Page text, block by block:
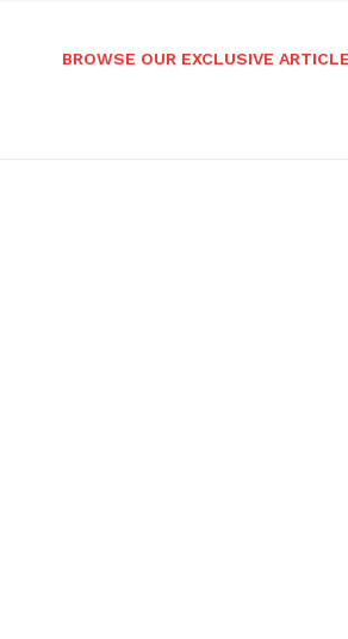
BROWSE OUR EXCLUSIVE